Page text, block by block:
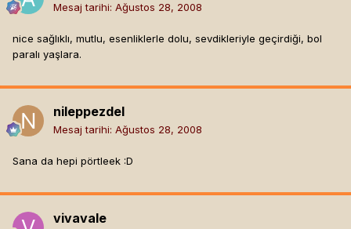
Mesaj tarihi: Ağustos 28, 2008
nice sağlıklı, mutlu, esenliklerle dolu, sevdikleriyle geçirdiği, bol
paralı yaşlara.
nileppezdel
Mesaj tarihi: Ağustos 28, 2008
Sana da hepi pörtleek :D
vivavale